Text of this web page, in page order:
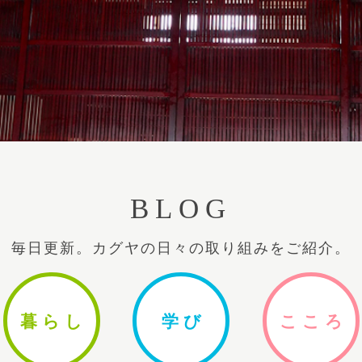
BLOG
毎日更新。カグヤの日々の取り組みをご紹介。
暮ら し 学 び ここ ろ